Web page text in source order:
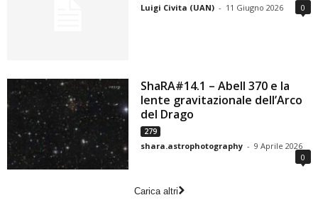
Luigi Civita (UAN) - 11 Giugno 2026 0
ShaRA#14.1 – Abell 370 e la
lente gravitazionale dell’Arco
del Drago
279
shara.astrophotography - 9 Aprile 2026
0
Carica altri